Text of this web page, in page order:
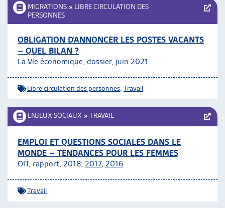
MIGRATIONS » LIBRE CIRCULATION DES
PERSONNES
OBLIGATION D’ANNONCER LES POSTES VACANTS
– QUEL BILAN ?
La Vie économique, dossier, juin 2021
Libre circulation des personnes Travail
ENJEUX SOCIAUX » TRAVAIL
EMPLOI ET QUESTIONS SOCIALES DANS LE
MONDE – TENDANCES POUR LES FEMMES
OIT, rapport, 2018; 2017, 2016
Travail